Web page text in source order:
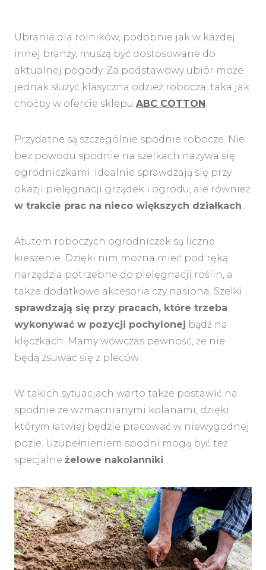
Ubrania dla rolników, podobnie jak w każdej
innej branży, muszą być dostosowane do
aktualnej pogody. Za podstawowy ubiór może
jednak służyć klasyczna odzież robocza, taka jak
choćby w ofercie sklepu ABC COTTON
Przydatne są szczególnie spodnie robocze. Nie
bez powodu spodnie na szelkach nazywa się
ogrodniczkami. Idealnie sprawdzają się przy
okazji pielęgnacji grządek i ogrodu, ale również
w trakcie prac na nieco większych działkach
Atutem roboczych ogrodniczek są liczne
kieszenie. Dzięki nim można mieć pod ręką
narzędzia potrzebne do pielęgnacji roślin, a
także dodatkowe akcesoria czy nasiona. Szelki
sprawdzają się przy pracach, które trzeba
wykonywać w pozycji pochylonej bądź na
klęczkach. Mamy wówczas pewność, że nie
będą zsuwać się z pleców.
W takich sytuacjach warto także postawić na
spodnie ze wzmacnianymi kolanami, dzięki
którym łatwiej będzie pracować w niewygodnej
pozie. Uzupełnieniem spodni mogą być też
specjalne żelowe nakolanniki
MENU